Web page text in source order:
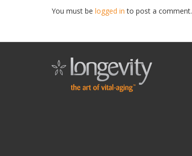
You must be logged in to post a comment.